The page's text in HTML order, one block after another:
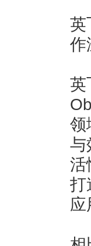
英
作
英
领
与
活
打
应